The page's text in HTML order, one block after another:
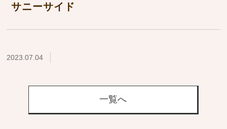
サニーサイド
2023.07.04
一覧へ